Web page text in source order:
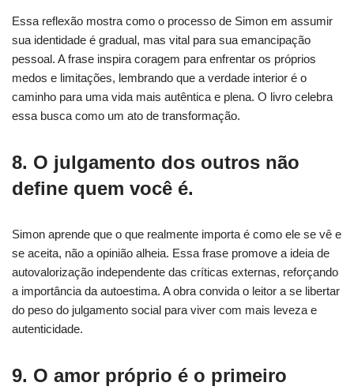
Essa reflexão mostra como o processo de Simon em assumir
sua identidade é gradual, mas vital para sua emancipação
pessoal. A frase inspira coragem para enfrentar os próprios
medos e limitações, lembrando que a verdade interior é o
caminho para uma vida mais autêntica e plena. O livro celebra
essa busca como um ato de transformação.
8. O julgamento dos outros não
define quem você é.
Simon aprende que o que realmente importa é como ele se vê e
se aceita, não a opinião alheia. Essa frase promove a ideia de
autovalorização independente das críticas externas, reforçando
a importância da autoestima. A obra convida o leitor a se libertar
do peso do julgamento social para viver com mais leveza e
autenticidade.
9. O amor próprio é o primeiro